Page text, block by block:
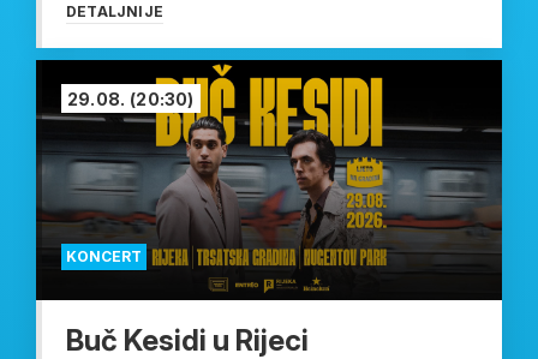
DETALJNIJE
KONCERT
29.08. (20:30)
Buč Kesidi u Rijeci